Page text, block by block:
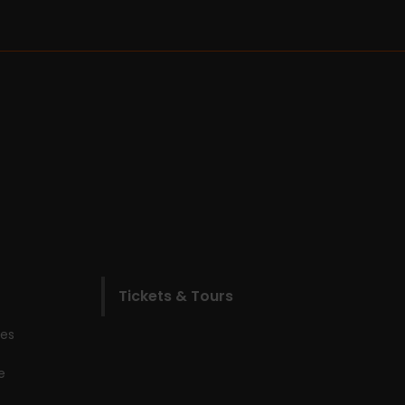
Tickets & Tours